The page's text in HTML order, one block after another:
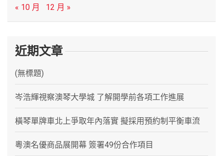
« 10 月
12 月 »
近期文章
(無標題)
岑浩輝視察澳琴大學城 了解開學前各項工作進展
橫琴單牌車北上爭取年內落實 擬採用預約制平衡車流
粵澳名優商品展開幕 簽署49份合作項目